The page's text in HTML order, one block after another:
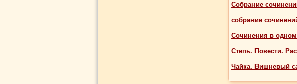
Собрание
собрание
Сочинения в
Степь. Повести.
Чайка. Вишневый